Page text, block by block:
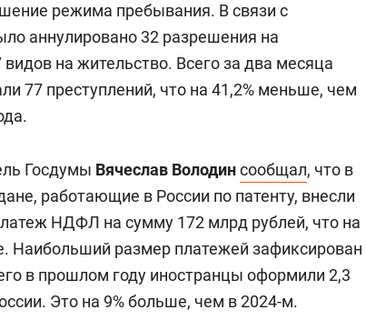
режима пребывания. В связи с
аннулировано 32 разрешения на
на жительство. Всего за два месяца
77 преступлений, что на 41,2% меньше, чем
Госдумы Вячеслав Володинсообщал, что в
работающие в России по патенту, внесли
НДФЛ на сумму 172 млрд рублей, что на
Наибольший размер платежей зафиксирован
в прошлом году иностранцы оформили 2,3
Это на 9% больше, чем в 2024-м.